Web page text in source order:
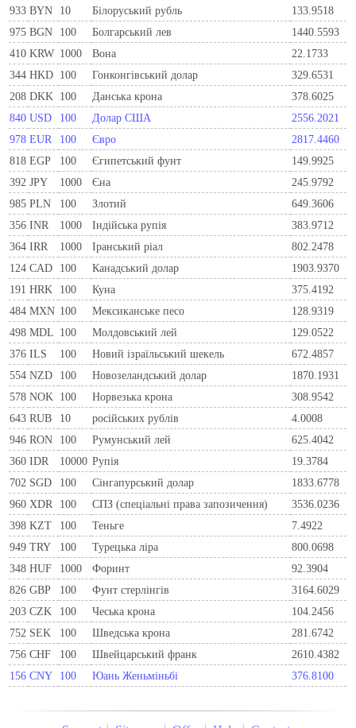
933 BYN 10 Бiлоруський рубль
133.9518
975 BGN 100 Болгарський лев
1440.5593
410 KRW 1000 Вона
22.1733
344 HKD 100 Гонконгівський долар
329.6531
208 DKK 100 Данська крона
378.6025
840 USD 100 Долар США
2556.2021
978 EUR 100 Євро
2817.4460
818 EGP 100 Єгипетський фунт
149.9925
392 JPY 1000 Єна
245.9792
985 PLN 100 Злотий
649.3606
356 INR 1000 Індійська рупія
383.9712
364 IRR 1000 Іранський ріал
802.2478
124 CAD 100 Канадський долар
1903.9370
191 HRK 100 Куна
375.4192
484 MXN 100 Мексиканське песо
128.9319
498 MDL 100 Молдовський лей
129.0522
376 ILS 100 Новий ізраїльський шекель
672.4857
554 NZD 100 Новозеландський долар
1870.1931
578 NOK 100 Норвезька крона
308.9542
643 RUB 10 російських рублів
4.0008
946 RON 100 Румунський лей
625.4042
360 IDR 10000 Рупія
19.3784
702 SGD 100 Сінгапурський долар
1833.6778
960 XDR 100 СПЗ (спеціальні права запозичення)
3536.0236
398 KZT 100 Теньге
7.4922
949 TRY 100 Турецька ліра
800.0698
348 HUF 1000 Форинт
92.3904
826 GBP 100 Фунт стерлінгів
3164.6029
203 CZK 100 Чеська крона
104.2456
752 SEK 100 Шведська крона
281.6742
756 CHF 100 Швейцарський франк
2610.4382
156 CNY 100 Юань Женьміньбі 376.8100